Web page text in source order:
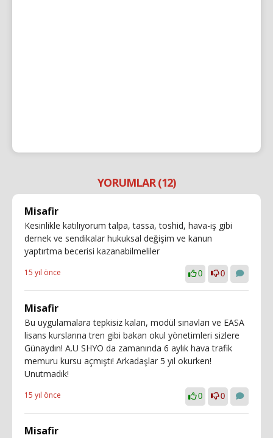
YORUMLAR (12)
Misafir
Kesinlikle katılıyorum talpa, tassa, toshid, hava-iş gibi
dernek ve sendikalar hukuksal değişim ve kanun
yaptırtma becerisi kazanabilmeliler
15 yıl önce 0 0
Misafir
Bu uygulamalara tepkisiz kalan, modül sınavları ve EASA
lisans kurslarına tren gibi bakan okul yönetimleri sizlere
Günaydın! A.U SHYO da zamanında 6 aylık hava trafik
memuru kursu açmıştı! Arkadaşlar 5 yıl okurken!
Unutmadık!
15 yıl önce 0 0
Misafir